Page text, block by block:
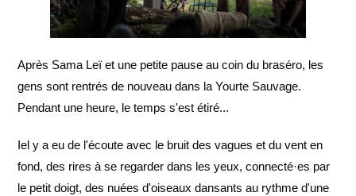
Après Sama Leï et une petite pause au coin du braséro, les
gens sont rentrés de nouveau dans la Yourte Sauvage.
Pendant une heure, le temps s'est étiré...
Iel y a eu de l'écoute avec le bruit des vagues et du vent en
fond, des rires à se regarder dans les yeux, connecté·es par
le petit doigt, des nuées d'oiseaux dansants au rythme d'une